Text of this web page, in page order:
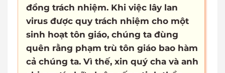
đồng trách nhiệm. Khi việc lây lan
virus được quy trách nhiệm cho một
sinh hoạt tôn giáo, chúng ta đùng
quên rằng phạm trù tôn giáo bao hàm
cả chúng ta. Vì thế, xin quý cha và anh